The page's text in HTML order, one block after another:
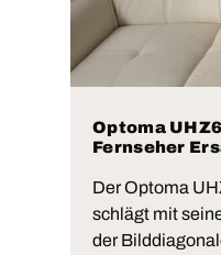
Optoma
Fernseher
Der Optoma
schlägt mit
der